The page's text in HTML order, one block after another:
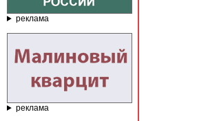
реклама
реклама